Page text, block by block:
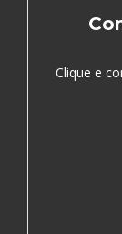
Clique e